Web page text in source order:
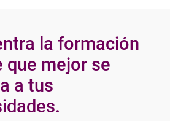
la formación
que mejor se
a tus